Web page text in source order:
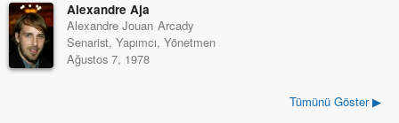
Alexandre Aja
Alexandre Jouan Arcady
Senarist, Yapımcı, Yönetmen
Ağustos 7, 1978
Tümünü Göster ▶